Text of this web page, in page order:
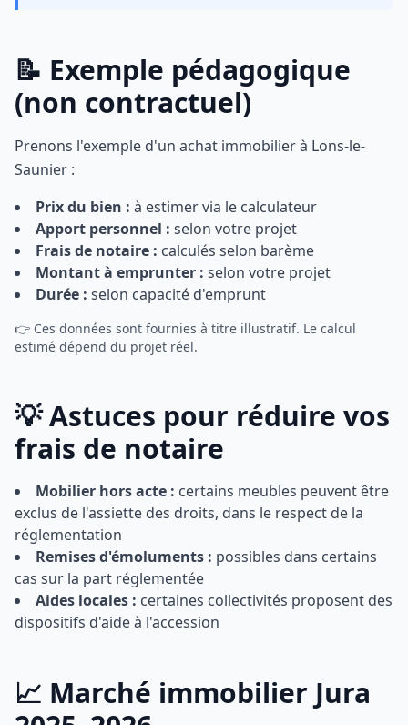
📝 Exemple pédagogique
(non contractuel)
Prenons l'exemple d'un achat immobilier à Lons-le-
Saunier :
Prix du bien : à estimer via le calculateur
Apport personnel : selon votre projet
Frais de notaire : calculés selon barème
Montant à emprunter : selon votre projet
Durée : selon capacité d'emprunt
👉 Ces données sont fournies à titre illustratif. Le calcul
estimé dépend du projet réel.
💡 Astuces pour réduire vos
frais de notaire
Mobilier hors acte : certains meubles peuvent être
exclus de l'assiette des droits, dans le respect de la
réglementation
Remises d'émoluments : possibles dans certains
cas sur la part réglementée
Aides locales : certaines collectivités proposent des
dispositifs d'aide à l'accession
📈 Marché immobilier Jura